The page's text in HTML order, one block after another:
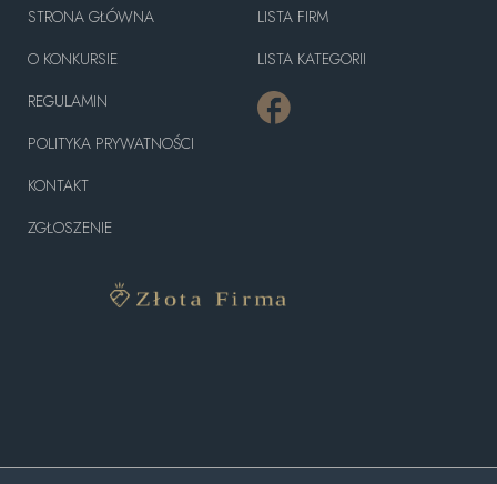
STRONA GŁÓWNA
O KONKURSIE
REGULAMIN
POLITYKA PRYWATNOŚCI
KONTAKT
ZGŁOSZENIE
LISTA FIRM
LISTA KATEGORII